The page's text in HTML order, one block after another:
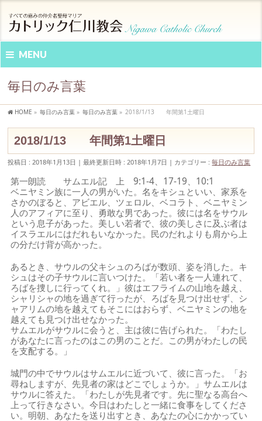
MENU
毎日のみ言葉
HOME » 毎日のみ言葉 » 毎日のみ言葉 » 2018/1/13 年間第1土曜日
2018/1/13 年間第1土曜日
投稿日 : 2018年1月13日 最終更新日時 : 2018年1月7日 カテゴリー :毎日のみ言葉
第一朗読 サムエル記 上 9:1-4、17-19、10:1
ベニヤミン族に一人の男がいた。名をキシュといい、家系を
さかのぼると、アビエル、ツェロル、ベコラト、ベニヤミン
人のアフィアに至り、勇敢な男であった。彼には名をサウル
という息子があった。美しい若者で、彼の美しさに及ぶ者は
イスラエルにはだれもいなかった。民のだれよりも肩から上
の分だけ背が高かった。
あるとき、サウルの父キシュのろばが数頭、姿を消した。キ
シュはその子サウルに言いつけた。「若い者を一人連れて、
ろばを捜しに行ってくれ。」彼はエフライムの山地を越え、
シャリシャの地を過ぎて行ったが、ろばを見つけ出せず、シ
ャアリムの地を越えてもそこにはおらず、ベニヤミンの地を
越えても見つけ出せなかった。
サムエルがサウルに会うと、主は彼に告げられた。「わたし
があなたに言ったのはこの男のことだ。この男がわたしの民
を支配する。」
城門の中でサウルはサムエルに近づいて、彼に言った。「お
尋ねしますが、先見者の家はどこでしょうか。」サムエルは
サウルに答えた。「わたしが先見者です。先に聖なる高台へ
上って行きなさい。今日はわたしと一緒に食事をしてくださ
い。明朝、あなたを送り出すとき、あなたの心にかかってい